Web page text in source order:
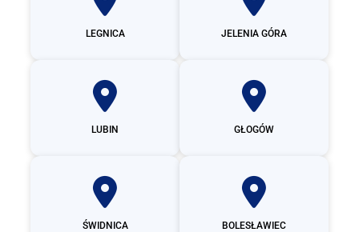
LEGNICA JELENIA GÓRA
LUBIN GŁOGÓW
ŚWIDNICA BOLESŁAWIEC